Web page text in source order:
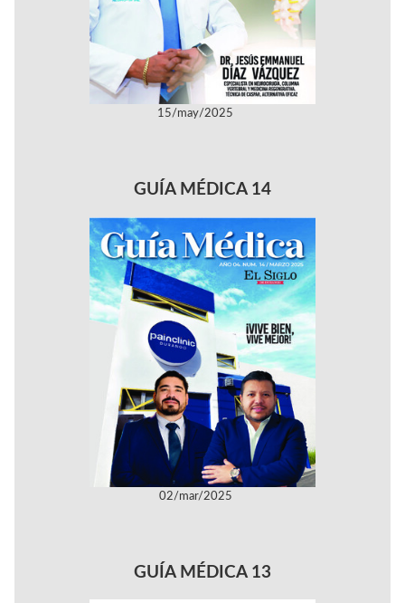
15/may/2025
GUÍA MÉDICA 14
02/mar/2025
GUÍA MÉDICA 13